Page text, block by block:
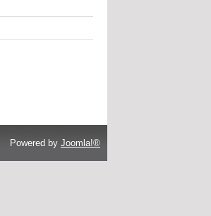
Powered by Joomla!®